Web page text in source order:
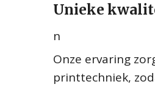
Unieke
n
Onze ervaring
printtechniek,